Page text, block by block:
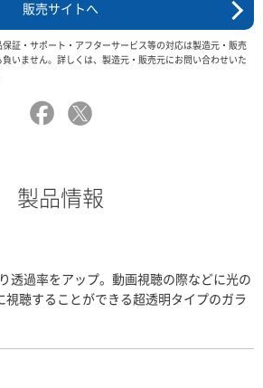
販売サイトへ
証・サポート・アフターサービス等の対応は製造元・販売
いません。詳しくは、製造元・販売元にお問い合わせいた
製品情報
透過率をアップ。動画視聴の際などに光の
視聴することができる超透明タイプのガラ